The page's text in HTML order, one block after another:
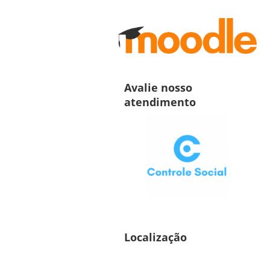
Avalie nosso
atendimento
Localização